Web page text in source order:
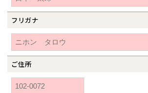
フリガナ
ご住所
道北
道南
道東
秋田
岩手
山形
宮城
新潟
山梨
長野
富山
関東
東京
神奈川
埼玉
東海
愛知
岐阜
近畿
大阪
中国・四国
道北
道南
室蘭
道東
釧路
秋田県
秋田
岩手県
盛岡
山形県
宮城県
新潟県
新潟
山梨県
甲府
長野県
長野
富山県
関東
神奈川県
相模
東海
愛知県
名古屋
岐阜県
近畿
大阪府
大阪
中国・四国